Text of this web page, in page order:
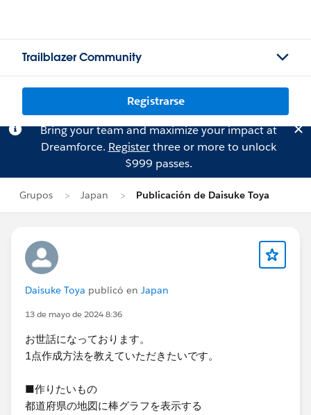
Trailblazer Community
Registrarse
Bring your team and maximize your impact at
Dreamforce. Registerthree or more to unlock
$999 passes.
Grupos Japan Publicación de Daisuke Toya
Daisuke Toya publicó en Japan
13 de mayo de 2024 8:36
お世話になっております。
1点作成方法を教えていただきたいです。
■作りたいもの
都道府県の地図に棒グラフを表示する